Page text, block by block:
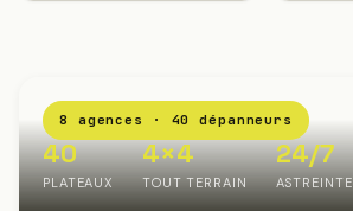
8 agences · 40 dépanneurs
40
PLATEAUX
4×4
TOUT TERRAIN
24/7
ASTREINTE